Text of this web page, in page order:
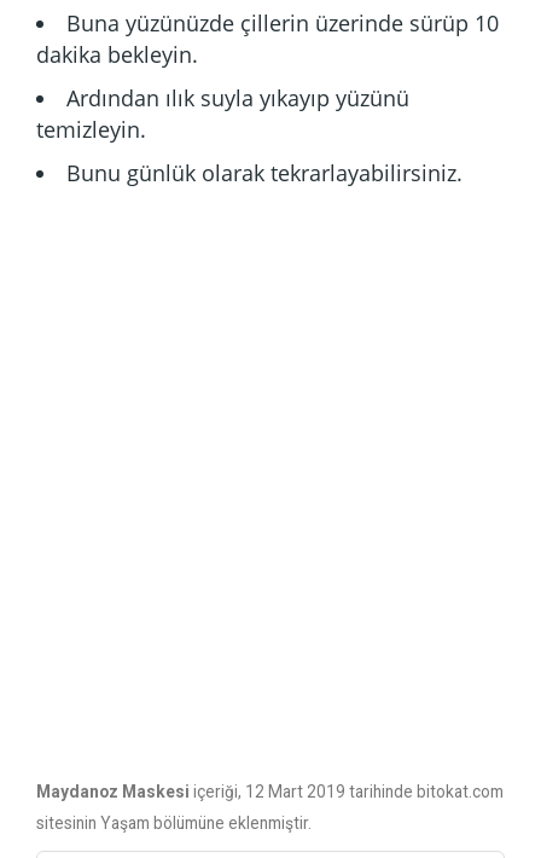
Buna yüzünüzde çillerin üzerinde sürüp 10
dakika bekleyin.
Ardından ılık suyla yıkayıp yüzünü
temizleyin.
Bunu günlük olarak tekrarlayabilirsiniz.
Maydanoz Maskesi içeriği, 12 Mart 2019 tarihinde bitokat.com
sitesinin Yaşam bölümüne eklenmiştir.